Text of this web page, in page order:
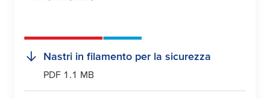
Nastri in filamento per la sicurezza
PDF 1.1 MB